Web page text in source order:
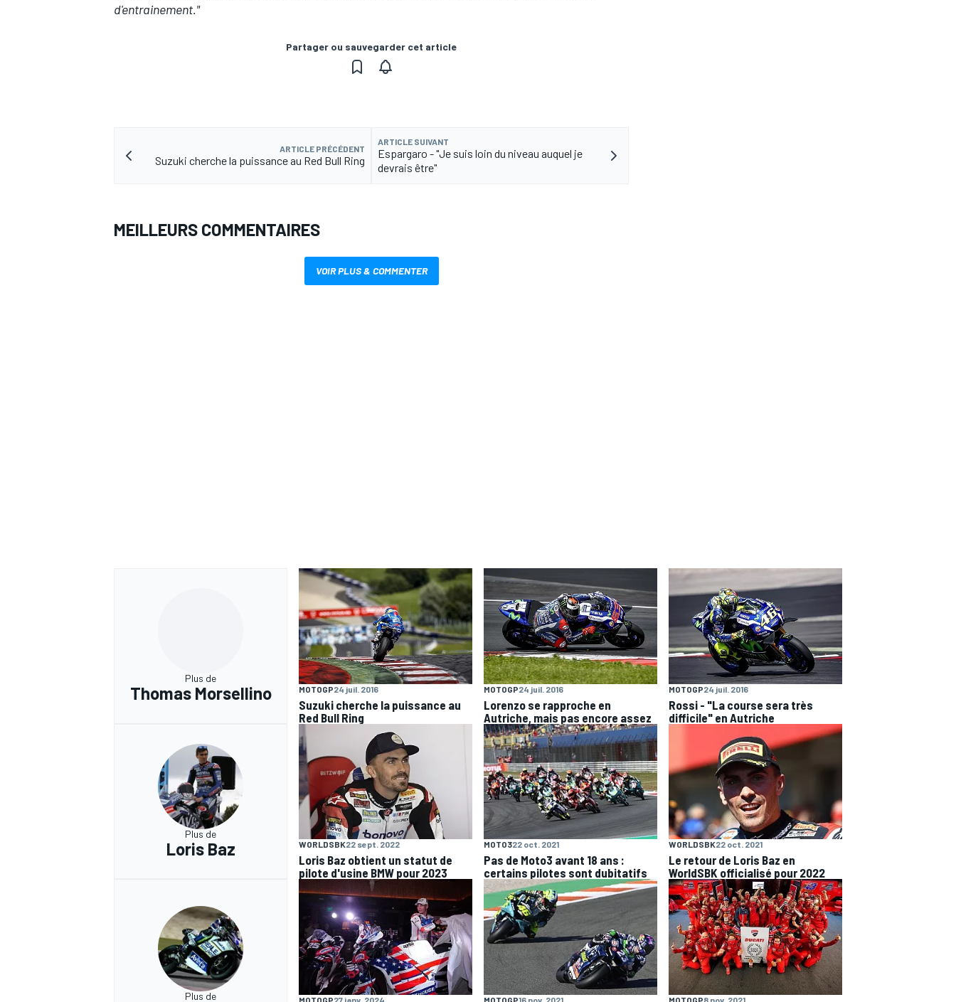
d'entrainement."
Partager ou sauvegarder cet article
ARTICLE PRÉCÉDENT
Suzuki cherche la puissance au Red Bull Ring
ARTICLE SUIVANT
Espargaro - "Je suis loin du niveau auquel je
devrais être"
MEILLEURS COMMENTAIRES
VOIR PLUS & COMMENTER
Plus de
Thomas Morsellino MOTOGP24 juil. 2016
Suzuki cherche la puissance au
Red Bull Ring
MOTOGP24 juil. 2016
Lorenzo se rapproche en
Autriche, mais pas encore assez
MOTOGP24 juil. 2016
Rossi - "La course sera très
difficile" en Autriche
Plus de
Loris Baz WORLDSBK22 sept. 2022
Loris Baz obtient un statut de
pilote d'usine BMW pour 2023
MOTO322 oct. 2021
Pas de Moto3 avant 18 ans :
certains pilotes sont dubitatifs
WORLDSBK22 oct. 2021
Le retour de Loris Baz en
WorldSBK officialisé pour 2022
Plus de MOTOGP27 janv. 2024 MOTOGP16 nov. 2021 MOTOGP8 nov. 2021